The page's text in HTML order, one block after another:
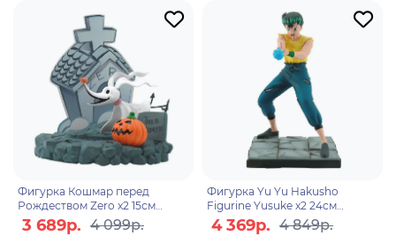
Фигурка Кошмар перед
Рождеством Zero x2 15см
ABYFIG038
3 689р. 4 099р.
Фигурка Yu Yu Hakusho
Figurine Yusuke x2 24см
ABYFIG034
4 369р. 4 849р.